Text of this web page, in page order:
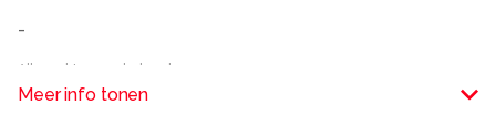
-
Alle rechten voorbehouden
Meer info tonen